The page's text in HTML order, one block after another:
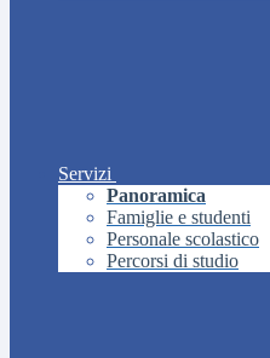
Servizi
Panoramica
Famiglie e studenti
Personale scolastico
Percorsi di studio